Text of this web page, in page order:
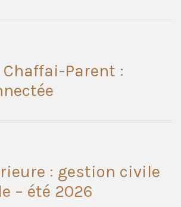
Chaffai-Parent :
: gestion civile
– été 2026